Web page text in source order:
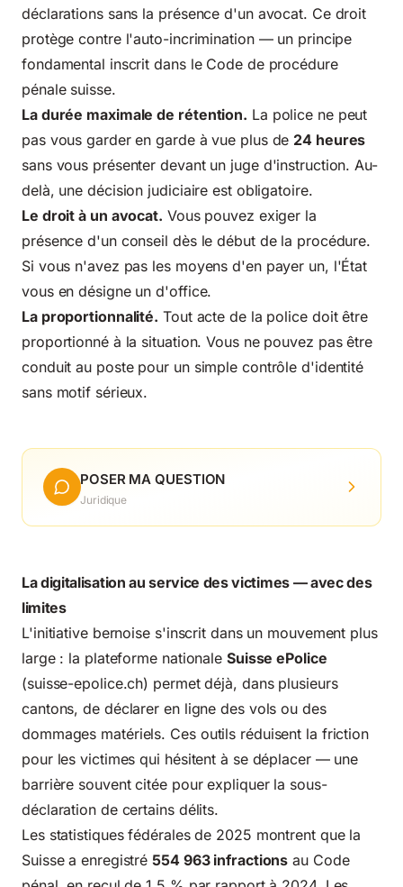
déclarations sans la présence d'un avocat. Ce droit
protège contre l'auto-incrimination — un principe
fondamental inscrit dans le Code de procédure
pénale suisse.
La durée maximale de rétention. La police ne peut
pas vous garder en garde à vue plus de 24 heures
sans vous présenter devant un juge d'instruction. Au-
delà, une décision judiciaire est obligatoire.
Le droit à un avocat. Vous pouvez exiger la
présence d'un conseil dès le début de la procédure.
Si vous n'avez pas les moyens d'en payer un, l'État
vous en désigne un d'office.
La proportionnalité. Tout acte de la police doit être
proportionné à la situation. Vous ne pouvez pas être
conduit au poste pour un simple contrôle d'identité
sans motif sérieux.
POSER MA QUESTION
Juridique
La digitalisation au service des victimes — avec des
limites
L'initiative bernoise s'inscrit dans un mouvement plus
large : la plateforme nationale Suisse ePolice
(suisse-epolice.ch) permet déjà, dans plusieurs
cantons, de déclarer en ligne des vols ou des
dommages matériels. Ces outils réduisent la friction
pour les victimes qui hésitent à se déplacer — une
barrière souvent citée pour expliquer la sous-
déclaration de certains délits.
Les statistiques fédérales de 2025 montrent que la
Suisse a enregistré554 963 infractions au Code